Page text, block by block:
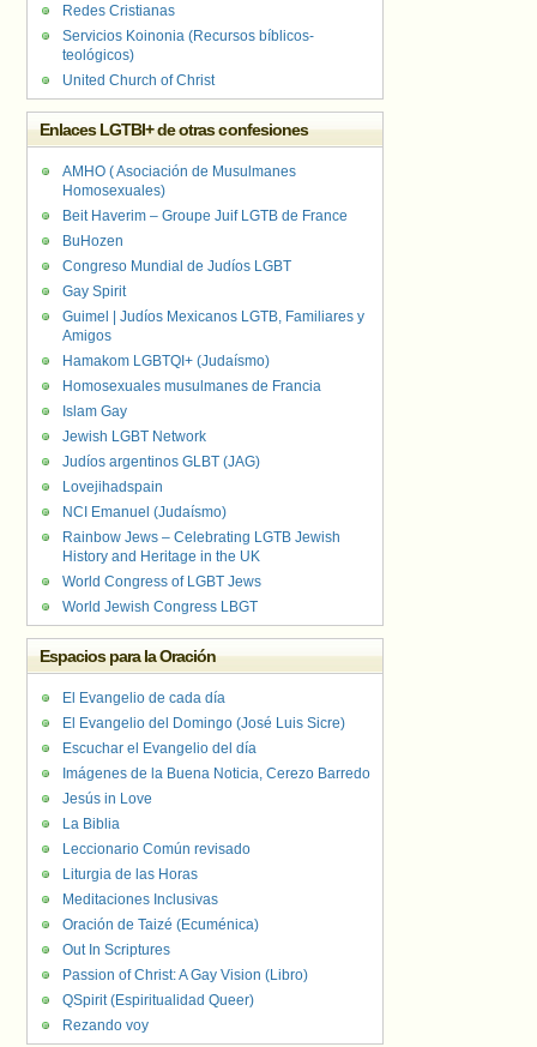
Redes Cristianas
Servicios Koinonia (Recursos bíblicos-
teológicos)
United Church of Christ
Enlaces LGTBI+ de otras confesiones
AMHO ( Asociación de Musulmanes
Homosexuales)
Beit Haverim – Groupe Juif LGTB de France
BuHozen
Congreso Mundial de Judíos LGBT
Gay Spirit
Guimel | Judíos Mexicanos LGTB, Familiares y
Amigos
Hamakom LGBTQI+ (Judaísmo)
Homosexuales musulmanes de Francia
Islam Gay
Jewish LGBT Network
Judíos argentinos GLBT (JAG)
Lovejihadspain
NCI Emanuel (Judaísmo)
Rainbow Jews – Celebrating LGTB Jewish
History and Heritage in the UK
World Congress of LGBT Jews
World Jewish Congress LBGT
Espacios para la Oración
El Evangelio de cada día
El Evangelio del Domingo (José Luis Sicre)
Escuchar el Evangelio del día
Imágenes de la Buena Noticia, Cerezo Barredo
Jesús in Love
La Biblia
Leccionario Común revisado
Liturgia de las Horas
Meditaciones Inclusivas
Oración de Taizé (Ecuménica)
Out In Scriptures
Passion of Christ: A Gay Vision (Libro)
QSpirit (Espiritualidad Queer)
Rezando voy